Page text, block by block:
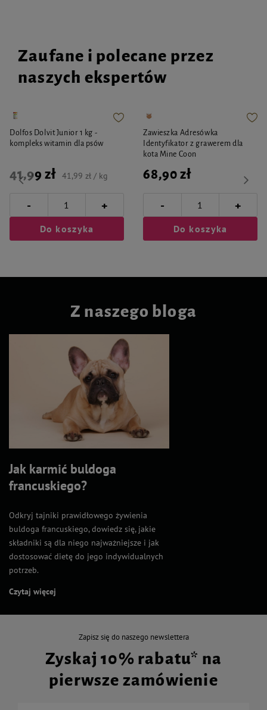
Zaufane i polecane przez
naszych ekspertów
Dolfos Dolvit Junior 1 kg -
kompleks witamin dla psów
41,99 zł 41,99 zł / kg
- +
Do koszyka
Zawieszka Adresówka
Identyfikator z grawerem dla
kota Mine Coon
68,90 zł
- +
Do koszyka
Z naszego bloga
Jak karmić buldoga
francuskiego?
Odkryj tajniki prawidłowego żywienia
buldoga francuskiego, dowiedz się, jakie
składniki są dla niego najważniejsze i jak
dostosować dietę do jego indywidualnych
potrzeb.
Czytaj więcej
Zapisz się do naszego newslettera
Zyskaj 10% rabatu* na
pierwsze zamówienie